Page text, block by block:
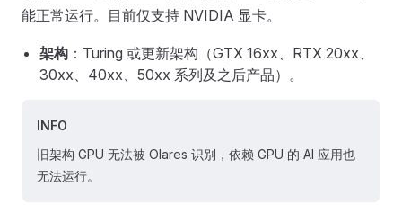
能正常运行。目前仅支持 NVIDIA 显卡。
架构 ：Turing 或更新架构（GTX 16xx、RTX 20xx、
30xx、40xx、50xx 系列及之后产品）。
INFO
旧架构 GPU 无法被 Olares 识别，依赖 GPU 的 AI 应用也
无法运行。